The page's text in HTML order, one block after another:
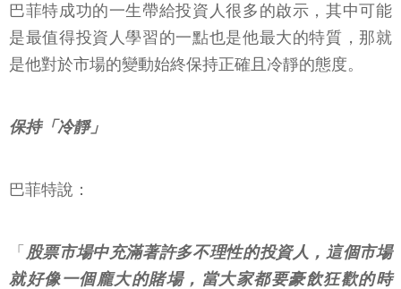
巴菲特成功的一生帶給投資人很多的啟示，其中可能
是最值得投資人學習的一點也是他最大的特質，那就
是他對於市場的變動始終保持正確且冷靜的態度。
保持「冷靜」
巴菲特說：
「 股票市場中充滿著許多不理性的投資人，這個市場
就好像一個龐大的賭場，當大家都要豪飲狂歡的時